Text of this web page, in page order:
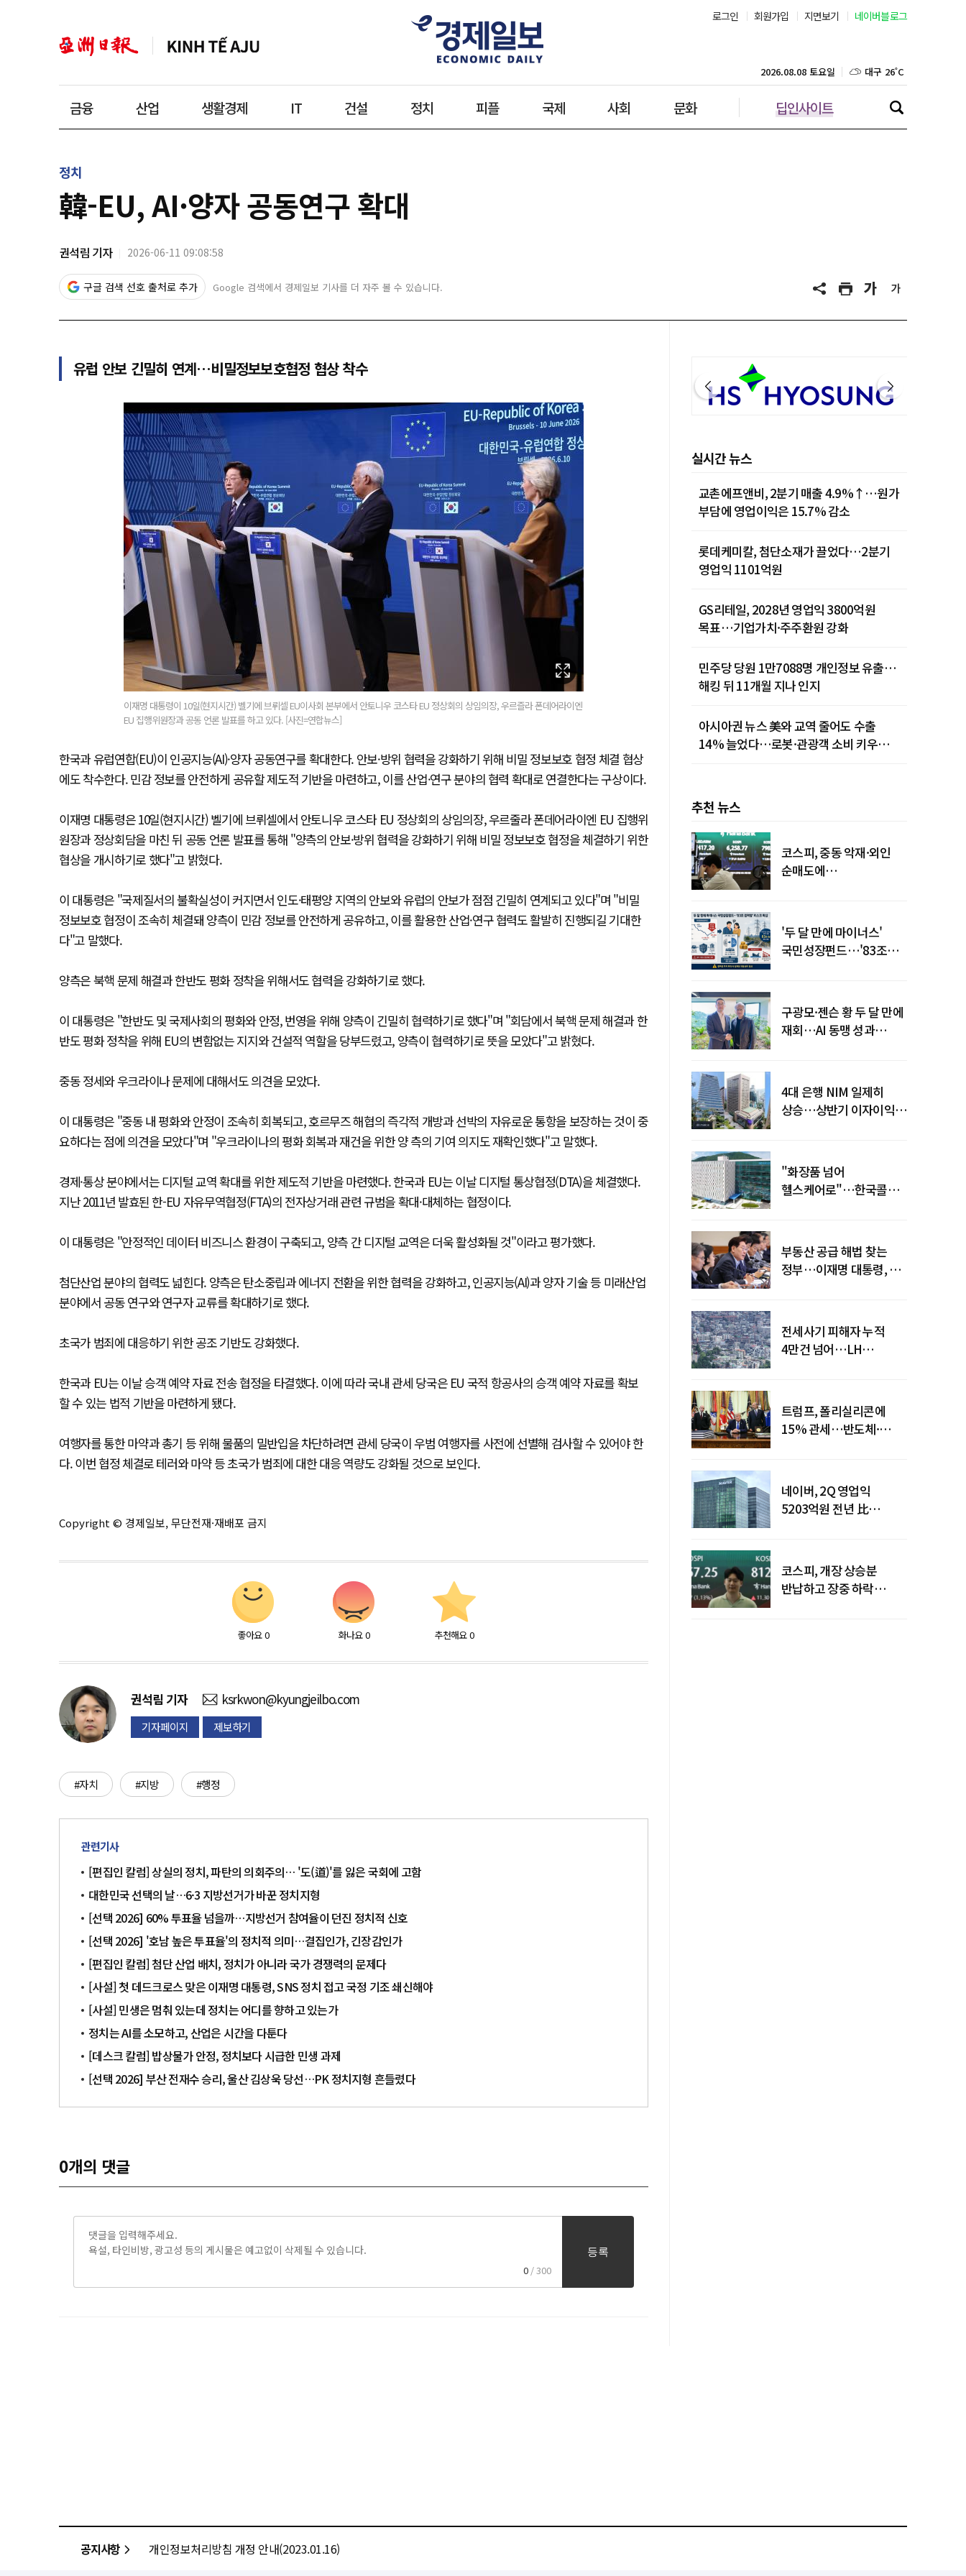
로그인 회원가입 지면보기 네이버블로그
금융 산업 생활경제 IT 건설 정치 피플 국제 사회 문화 딥인사이트
2026.08.08 토요일 대구 26˚C
인천 29˚C
제주 29˚C
정치
韓-EU, AI·양자 공동연구 확대
권석림 기자 2026-06-11 09:08:58
구글 검색 선호 출처로 추가 Google 검색에서 경제일보 기사를 더 자주 볼 수 있습니다.
유럽 안보 긴밀히 연계…비밀정보보호협정 협상 착수
이재명 대통령이 10일(현지시간) 벨기에 브뤼셀 EU이사회 본부에서 안토니우 코스타 EU 정상회의 상임의장, 우르즐라 폰데어라이엔
EU 집행위원장과 공동 언론 발표를 하고 있다. [사진=연합뉴스]
한국과 유럽연합(EU)이 인공지능(AI)·양자 공동연구를 확대한다. 안보·방위 협력을 강화하기 위해 비밀 정보보호 협정 체결 협상
에도 착수한다. 민감 정보를 안전하게 공유할 제도적 기반을 마련하고, 이를 산업·연구 분야의 협력 확대로 연결한다는 구상이다.
이재명 대통령은 10일(현지시간) 벨기에 브뤼셀에서 안토니우 코스타 EU 정상회의 상임의장, 우르줄라 폰데어라이엔 EU 집행위
원장과 정상회담을 마친 뒤 공동 언론 발표를 통해 "양측의 안보·방위 협력을 강화하기 위해 비밀 정보보호 협정을 체결하기 위한
협상을 개시하기로 했다"고 밝혔다.
이 대통령은 "국제질서의 불확실성이 커지면서 인도·태평양 지역의 안보와 유럽의 안보가 점점 긴밀히 연계되고 있다"며 "비밀
정보보호 협정이 조속히 체결돼 양측이 민감 정보를 안전하게 공유하고, 이를 활용한 산업·연구 협력도 활발히 진행되길 기대한
다"고 말했다.
양측은 북핵 문제 해결과 한반도 평화 정착을 위해서도 협력을 강화하기로 했다.
이 대통령은 "한반도 및 국제사회의 평화와 안정, 번영을 위해 양측이 긴밀히 협력하기로 했다"며 "회담에서 북핵 문제 해결과 한
반도 평화 정착을 위해 EU의 변함없는 지지와 건설적 역할을 당부드렸고, 양측이 협력하기로 뜻을 모았다"고 밝혔다.
중동 정세와 우크라이나 문제에 대해서도 의견을 모았다.
이 대통령은 "중동 내 평화와 안정이 조속히 회복되고, 호르무즈 해협의 즉각적 개방과 선박의 자유로운 통항을 보장하는 것이 중
요하다는 점에 의견을 모았다"며 "우크라이나의 평화 회복과 재건을 위한 양 측의 기여 의지도 재확인했다"고 말했다.
경제·통상 분야에서는 디지털 교역 확대를 위한 제도적 기반을 마련했다. 한국과 EU는 이날 디지털 통상협정(DTA)을 체결했다.
지난 2011년 발효된 한-EU 자유무역협정(FTA)의 전자상거래 관련 규범을 확대·대체하는 협정이다.
이 대통령은 "안정적인 데이터 비즈니스 환경이 구축되고, 양측 간 디지털 교역은 더욱 활성화될 것"이라고 평가했다.
첨단산업 분야의 협력도 넓힌다. 양측은 탄소중립과 에너지 전환을 위한 협력을 강화하고, 인공지능(AI)과 양자 기술 등 미래산업
분야에서 공동 연구와 연구자 교류를 확대하기로 했다.
초국가 범죄에 대응하기 위한 공조 기반도 강화했다.
한국과 EU는 이날 승객 예약 자료 전송 협정을 타결했다. 이에 따라 국내 관세 당국은 EU 국적 항공사의 승객 예약 자료를 확보
할 수 있는 법적 기반을 마련하게 됐다.
여행자를 통한 마약과 총기 등 위해 물품의 밀반입을 차단하려면 관세 당국이 우범 여행자를 사전에 선별해 검사할 수 있어야 한
다. 이번 협정 체결로 테러와 마약 등 초국가 범죄에 대한 대응 역량도 강화될 것으로 보인다.
Copyright © 경제일보, 무단전재·재배포 금지
좋아요 0 화나요 0 추천해요 0
권석림 기자 ksrkwon@kyungjeilbo.com
기자페이지 제보하기
#자치 #지방 #행정
관련기사
[편집인 칼럼] 상실의 정치, 파탄의 의회주의… '도(道)'를 잃은 국회에 고함
대한민국 선택의 날…6·3 지방선거가 바꾼 정치지형
[선택 2026] 60% 투표율 넘을까…지방선거 참여율이 던진 정치적 신호
[선택 2026] '호남 높은 투표율'의 정치적 의미…결집인가, 긴장감인가
[편집인 칼럼] 첨단 산업 배치, 정치가 아니라 국가 경쟁력의 문제다
[사설] 첫 데드크로스 맞은 이재명 대통령, SNS 정치 접고 국정 기조 쇄신해야
[사설] 민생은 멈춰 있는데 정치는 어디를 향하고 있는가
정치는 AI를 소모하고, 산업은 시간을 다툰다
[데스크 칼럼] 밥상물가 안정, 정치보다 시급한 민생 과제
[선택 2026] 부산 전재수 승리, 울산 김상욱 당선…PK 정치지형 흔들렸다
0개의 댓글
0 / 300
등록
실시간 뉴스
교촌에프앤비, 2분기 매출 4.9%↑…원가
부담에 영업이익은 15.7% 감소
롯데케미칼, 첨단소재가 끌었다…2분기
영업익 1101억원
GS리테일, 2028년 영업익 3800억원
목표…기업가치·주주환원 강화
민주당 당원 1만7088명 개인정보 유출…
해킹 뒤 11개월 지나 인지
아시아권 뉴스 美와 교역 줄어도 수출
14% 늘었다…로봇·관광객 소비 키우는
추천 뉴스
코스피, 중동 악재·외인
순매도에
'두 달 만에 마이너스'
국민성장펀드…'83조
구광모·젠슨 황 두 달 만에
재회…AI 동맹 성과
4대 은행 NIM 일제히
상승…상반기 이자이익
"화장품 넘어
헬스케어로"…한국콜마,
부동산 공급 해법 찾는
정부…이재명 대통령, 2차
전세사기 피해자 누적
4만건 넘어…LH
트럼프, 폴리실리콘에
15% 관세…반도체·
네이버, 2Q 영업익
5203억원 전년 比
코스피, 개장 상승분
반납하고 장중 하락
공지사항 개인정보처리방침 개정 안내(2023.01.16)